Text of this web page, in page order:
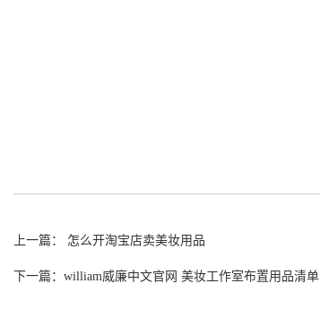
上一篇： 怎么开淘宝店卖美妆用品
下一篇：william威廉中文官网 美妆工作室布置用品清单